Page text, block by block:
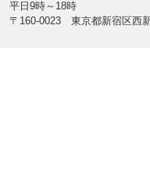
平日9時～18時
〒160-0023 東京都新宿区西